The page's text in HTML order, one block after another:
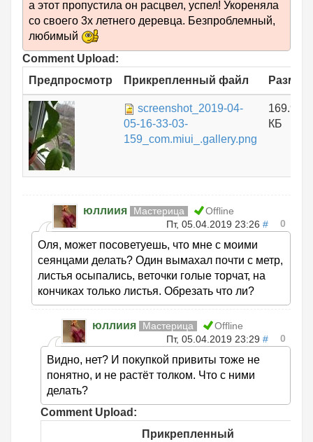
а этот пропустила он расцвел, успел! Укореняла
со своего 3х летнего деревца. Безпроблемный,
любимый
Comment Upload:
Предпросмотр
Прикрепленный файл Размер
screenshot_2019-04-
05-16-33-03-
159_com.miui_.gallery.png
169.96
КБ
юллиия Мастерица
Offline
Пт, 05.04.2019 23:26 # 0
Оля, может посоветуешь, что мне с моими
сеянцами делать? Один вымахал почти с метр,
листья осыпались, веточки голые торчат, на
кончиках только листья. Обрезать что ли?
юллиия Мастерица
Offline
Пт, 05.04.2019 23:29 # 0
Видно, нет? И покупкой привиты тоже не
понятно, и не растёт толком. Что с ними
делать?
Comment Upload:
Прикрепленный